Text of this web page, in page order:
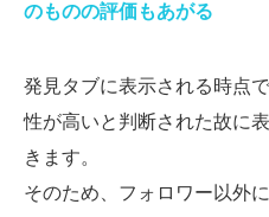
のものの評価もあがる
発見タブに表示される時点
性が高いと判断された故に
きます。
そのため、フォロワー以外